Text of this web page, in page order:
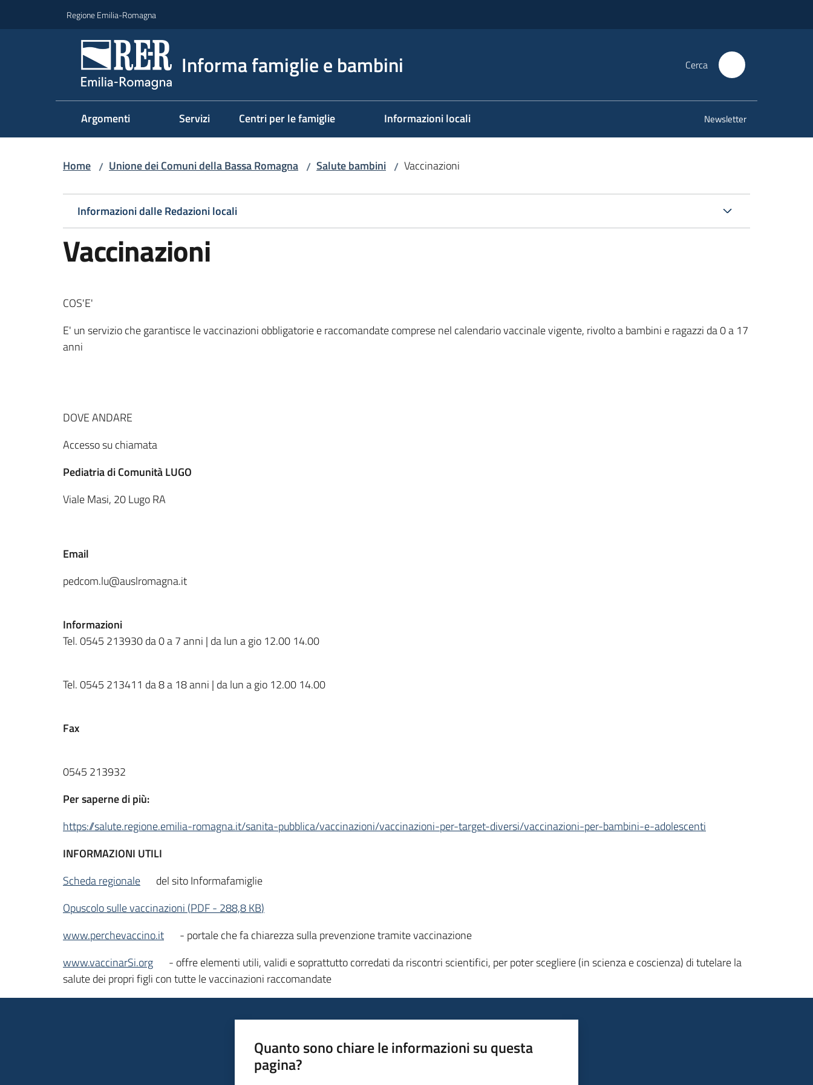
Regione Emilia-Romagna
Informa famiglie e bambini Cerca
Argomenti Servizi Centri per le famiglie Informazioni locali Newsletter
Home / Unione dei Comuni della Bassa Romagna / Salute bambini / Vaccinazioni
Informazioni dalle Redazioni locali
Vaccinazioni
COS'E'
E' un servizio che garantisce le vaccinazioni obbligatorie e raccomandate comprese nel calendario vaccinale vigente, rivolto a bambini e ragazzi da 0 a 17
anni
DOVE ANDARE
Accesso su chiamata
Pediatria di Comunità LUGO
Viale Masi, 20 Lugo RA
Email
pedcom.lu@auslromagna.it
Informazioni
Tel. 0545 213930 da 0 a 7 anni | da lun a gio 12.00 14.00
Tel. 0545 213411 da 8 a 18 anni | da lun a gio 12.00 14.00
Fax
0545 213932
Per saperne di più:
https://salute.regione.emilia-romagna.it/sanita-pubblica/vaccinazioni/vaccinazioni-per-target-diversi/vaccinazioni-per-bambini-e-adolescenti
INFORMAZIONI UTILI
Scheda regionale
del sito Informafamiglie
Opuscolo sulle vaccinazioni (PDF- 288,8 KB)
www.perchevaccino.it
- portale che fa chiarezza sulla prevenzione tramite vaccinazione
www.vaccinarSi.org
- offre elementi utili, validi e soprattutto corredati da riscontri scientifici, per poter scegliere (in scienza e coscienza) di tutelare la
salute dei propri figli con tutte le vaccinazioni raccomandate
Quanto sono chiare le informazioni su questa
pagina?